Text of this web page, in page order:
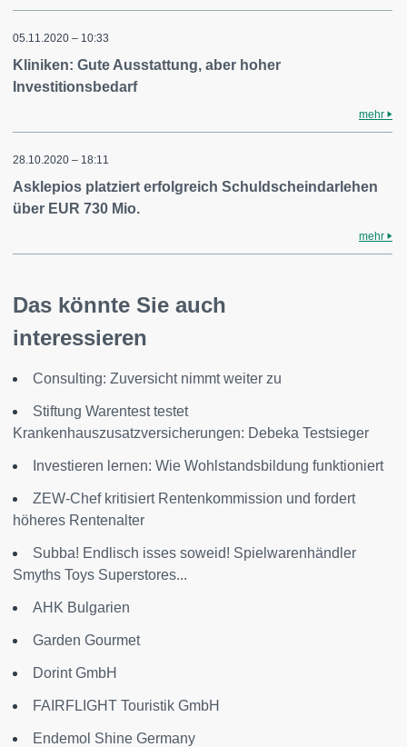
05.11.2020 – 10:33
Kliniken: Gute Ausstattung, aber hoher
Investitionsbedarf
mehr
28.10.2020 – 18:11
Asklepios platziert erfolgreich Schuldscheindarlehen
über EUR 730 Mio.
mehr
Das könnte Sie auch
interessieren
Consulting: Zuversicht nimmt weiter zu
Stiftung Warentest testet
Krankenhauszusatzversicherungen: Debeka Testsieger
Investieren lernen: Wie Wohlstandsbildung funktioniert
ZEW-Chef kritisiert Rentenkommission und fordert
höheres Rentenalter
Subba! Endlisch isses soweid! Spielwarenhändler
Smyths Toys Superstores...
AHK Bulgarien
Garden Gourmet
Dorint GmbH
FAIRFLIGHT Touristik GmbH
Endemol Shine Germany